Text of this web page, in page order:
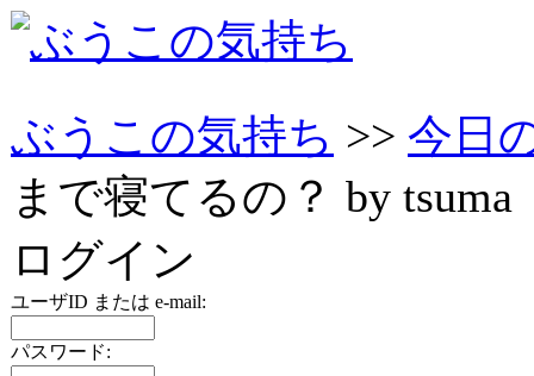
ぶうこの気持ち >> 今日
まで寝てるの？ by tsuma
ログイン
ユーザID または e-mail:
パスワード: